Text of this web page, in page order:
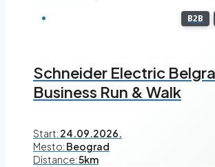
B2B
Schneider Electric
Business Run & Walk
Start: 24.09.2026.
Mesto: Beograd
Distance:5km